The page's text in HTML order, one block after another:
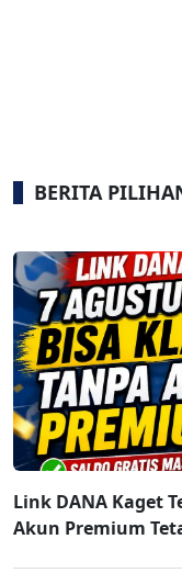
BERITA
Link DANA Kaget
Akun Premium